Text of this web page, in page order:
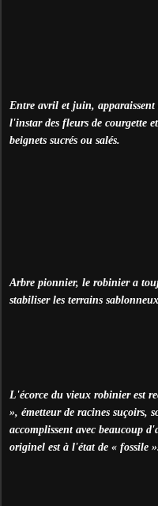
Entre avril et juin, apparaissent
l'instar des fleurs de courgette
beignets sucrés ou salés.
Arbre pionnier, le robinier a
stabiliser les terrains
L'écorce du vieux robinier est
», émetteur de racines suçoirs,
accomplissent avec beaucoup
originel est à l'état de « fossile